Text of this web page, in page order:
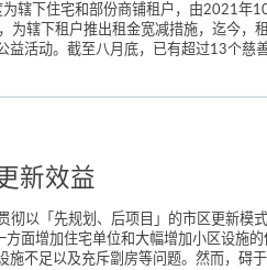
辖下住宅和部份商铺租户，由2021年
辖下租户推出租金宽减措施，迄今，
活动。截至八月底，已有超过13个慈
新效益
以「先规划、后项目」的市区更新模
面增加住宅单位和大幅增加小区设施
不足以及充斥劏房等问题。然而，碍